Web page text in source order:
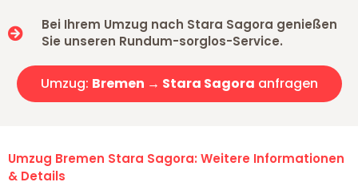
Bei Ihrem Umzug nach Stara Sagora genießen
Sie unseren Rundum-sorglos-Service.
Umzug: Bremen → Stara Sagora anfragen
Umzug Bremen Stara Sagora: Weitere Informationen
& Details